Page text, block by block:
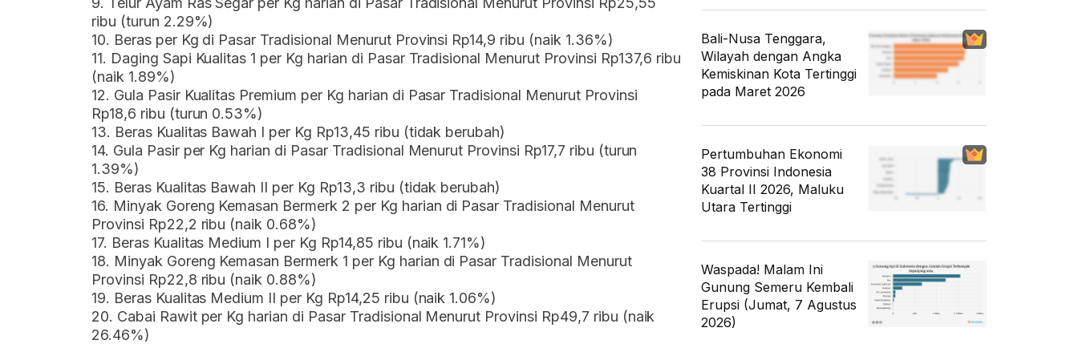
ribu (turun 2.29%)
10. Beras per Kg di Pasar Tradisional Menurut Provinsi Rp14,9 ribu (naik 1.36%)
11. Daging Sapi Kualitas 1 per Kg harian di Pasar Tradisional Menurut Provinsi Rp137,6 ribu
(naik 1.89%)
12. Gula Pasir Kualitas Premium per Kg harian di Pasar Tradisional Menurut Provinsi
Rp18,6 ribu (turun 0.53%)
13. Beras Kualitas Bawah I per Kg Rp13,45 ribu (tidak berubah)
14. Gula Pasir per Kg harian di Pasar Tradisional Menurut Provinsi Rp17,7 ribu (turun
1.39%)
15. Beras Kualitas Bawah II per Kg Rp13,3 ribu (tidak berubah)
16. Minyak Goreng Kemasan Bermerk 2 per Kg harian di Pasar Tradisional Menurut
Provinsi Rp22,2 ribu (naik 0.68%)
17. Beras Kualitas Medium I per Kg Rp14,85 ribu (naik 1.71%)
18. Minyak Goreng Kemasan Bermerk 1 per Kg harian di Pasar Tradisional Menurut
Provinsi Rp22,8 ribu (naik 0.88%)
19. Beras Kualitas Medium II per Kg Rp14,25 ribu (naik 1.06%)
20. Cabai Rawit per Kg harian di Pasar Tradisional Menurut Provinsi Rp49,7 ribu (naik
26.46%)
Bali-Nusa Tenggara,
Wilayah dengan Angka
Kemiskinan Kota Tertinggi
pada Maret 2026
Pertumbuhan Ekonomi
38 Provinsi Indonesia
Kuartal II 2026, Maluku
Utara Tertinggi
Waspada! Malam Ini
Gunung Semeru Kembali
Erupsi (Jumat, 7 Agustus
2026)